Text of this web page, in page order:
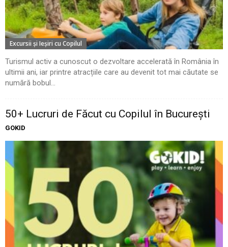
Excursii şi Ieşiri cu Copilul
Turismul activ a cunoscut o dezvoltare accelerată în România în
ultimii ani, iar printre atracțiile care au devenit tot mai căutate se
numără bobul...
50+ Lucruri de Făcut cu Copilul în București
GOKID